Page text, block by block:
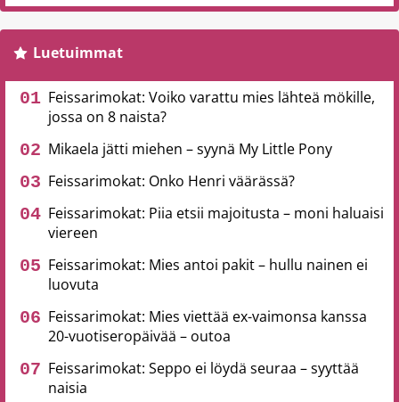
Luetuimmat
Feissarimokat: Voiko varattu mies lähteä mökille,
jossa on 8 naista?
Mikaela jätti miehen – syynä My Little Pony
Feissarimokat: Onko Henri väärässä?
Feissarimokat: Piia etsii majoitusta – moni haluaisi
viereen
Feissarimokat: Mies antoi pakit – hullu nainen ei
luovuta
Feissarimokat: Mies viettää ex-vaimonsa kanssa
20-vuotiseropäivää – outoa
Feissarimokat: Seppo ei löydä seuraa – syyttää
naisia